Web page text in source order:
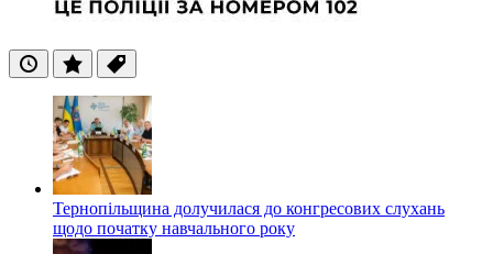
ОстанніПопулярні
Теги
Тернопільщина долучилася до конгресових слухань
щодо початку навчального року